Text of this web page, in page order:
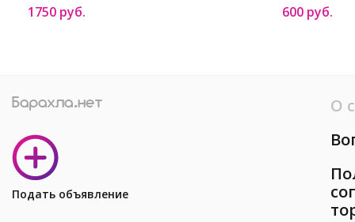
1750 руб. 600 руб.
Подать объявление
О